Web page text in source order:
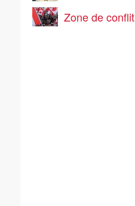
Zone de conflit